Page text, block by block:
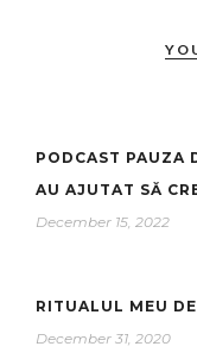
PODCAST PAUZA
AU AJUTAT SĂ
December 15, 2022
RITUALUL MEU
December 31, 2020